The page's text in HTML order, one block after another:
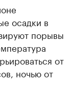
осадки в
порывы
от
ночью от